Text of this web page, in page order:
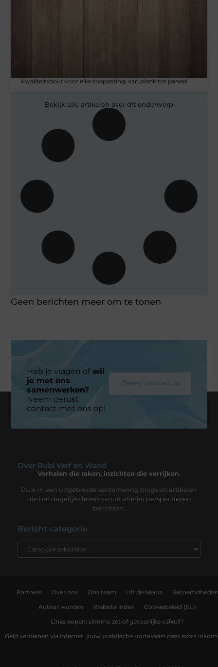
Kwaliteitshout voor elke toepassing: van plank tot paneel
Bekijk alle artikelen over dit onderwerp
Geen berichten meer om te tonen
Heb je vragen ofwil
je met ons
samenwerken?
Neem gerust
contact met ons op!
Neem contact op
Over Rubi Verf en Wand
Verhalen die raken, inzichten die verrijken.
Duik in een uitgebreide verzameling blogs en artikelen
die het dagelijks leven vanuit allerlei perspectieven
belichten.
Bericht categorie
Partners Over ons Ons team Uit de Media Beroemdheden
Auteur worden Website index Cookiebeleid (EU)
Links kopen: slimme zet of gevaarlijke valkuil?
Geld verdienen via internet: jouw praktische routekaart naar extra